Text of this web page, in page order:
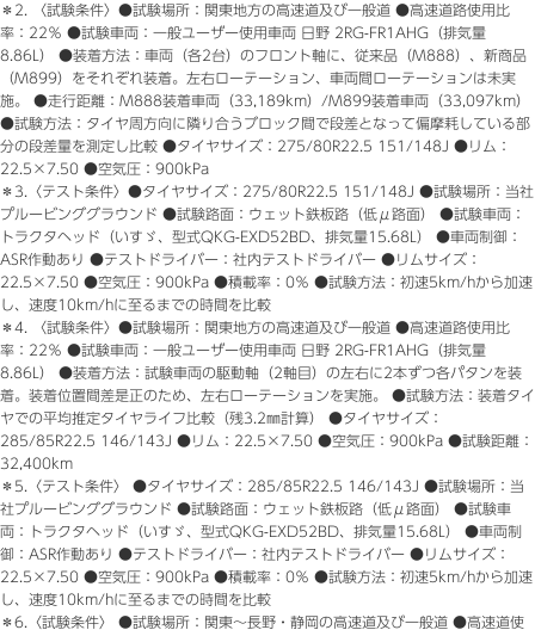
＊2.
〈試験条件〉●試験場所：関東地方の高速道及び一般道 ●高速道路使用比
率：22％ ●試験車両：一般ユーザー使用車両 日野 2RG-FR1AHG（排気量
8.86L） ●装着方法：車両（各2台）のフロント軸に、従来品（M888）、新商品
（M899）をそれぞれ装着。左右ローテーション、車両間ローテーションは未実
施。 ●走行距離：M888装着車両（33,189km）/M899装着車両（33,097km）
●試験方法：タイヤ周方向に隣り合うブロック間で段差となって偏摩耗している部
分の段差量を測定し比較 ●タイヤサイズ：275/80R22.5 151/148J ●リム：
22.5×7.50 ●空気圧：900kPa
＊3.
〈テスト条件〉●タイヤサイズ：275/80R22.5 151/148J ●試験場所：当社
プルービンググラウンド ●試験路面：ウェット鉄板路（低μ路面） ●試験車両：
トラクタヘッド（いすゞ、型式QKG-EXD52BD、排気量15.68L） ●車両制御：
ASR作動あり ●テストドライバー：社内テストドライバー ●リムサイズ：
22.5×7.50 ●空気圧：900kPa ●積載率：0％ ●試験方法：初速5km/hから加速
し、速度10km/hに至るまでの時間を比較
＊4.
〈試験条件〉●試験場所：関東地方の高速道及び一般道 ●高速道路使用比
率：22％ ●試験車両：一般ユーザー使用車両 日野 2RG-FR1AHG（排気量
8.86L） ●装着方法：試験車両の駆動軸（2軸目）の左右に2本ずつ各パタンを装
着。装着位置間差是正のため、左右ローテーションを実施。 ●試験方法：装着タイ
ヤでの平均推定タイヤライフ比較（残3.2㎜計算） ●タイヤサイズ：
285/85R22.5 146/143J ●リム：22.5×7.50 ●空気圧：900kPa ●試験距離：
32,400km
＊5.
〈テスト条件〉 ●タイヤサイズ：285/85R22.5 146/143J ●試験場所：当
社プルービンググラウンド ●試験路面：ウェット鉄板路（低μ路面） ●試験車
両：トラクタヘッド（いすゞ、型式QKG-EXD52BD、排気量15.68L） ●車両制
御：ASR作動あり ●テストドライバー：社内テストドライバー ●リムサイズ：
22.5×7.50 ●空気圧：900kPa ●積載率：0％ ●試験方法：初速5km/hから加速
し、速度10km/hに至るまでの時間を比較
＊6.
〈試験条件〉 ●試験場所：関東〜長野・静岡の高速道及び一般道 ●高速道使